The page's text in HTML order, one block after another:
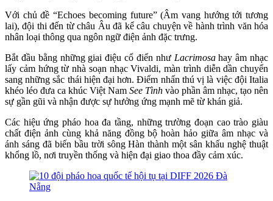
Với chủ đề “Echoes becoming future” (Âm vang hướng tới tương
lai), đội thi đến từ châu Âu đã kể câu chuyện về hành trình văn hóa
nhân loại thông qua ngôn ngữ điện ảnh đặc trưng.
Bắt đầu bằng những giai điệu cổ điển như Lacrimosahay âm nhạc
lấy cảm hứng từ nhà soạn nhạc Vivaldi, màn trình diễn dần chuyển
sang những sắc thái hiện đại hơn. Điểm nhấn thú vị là việc đội Italia
khéo léo đưa ca khúc Việt Nam See Tình vào phần âm nhạc, tạo nên
sự gần gũi và nhận được sự hưởng ứng mạnh mẽ từ khán giả.
Các hiệu ứng pháo hoa đa tầng, những trường đoạn cao trào giàu
chất điện ảnh cùng khả năng đồng bộ hoàn hảo giữa âm nhạc và
ánh sáng đã biến bầu trời sông Hàn thành một sân khấu nghệ thuật
khổng lồ, nơi truyền thống và hiện đại giao thoa đầy cảm xúc.